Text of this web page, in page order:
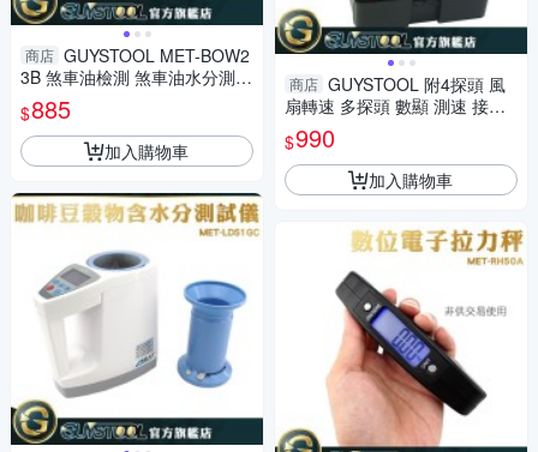
商店 GUYSTOOL MET-BOW2
3B 煞車油檢測 煞車油水分測試
儀 汽車煞車油 高畫質螢幕 檢測
水份量
$885
加入購物車
商店 GUYSTOOL 附4探頭 風
扇轉速 多探頭 數顯 測速 接觸
轉速表 MET-RPM8906 轉速計
高靈敏度
$990
加入購物車